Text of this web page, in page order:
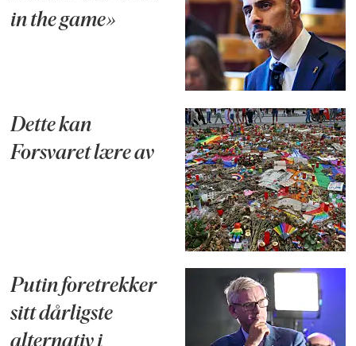
in the game»
Dette kan
Forsvaret lære av
Putin foretrekker
sitt dårligste